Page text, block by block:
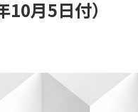
月5日付）